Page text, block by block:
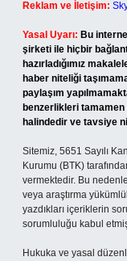
Reklam ve İletişim:
Yasal Uyarı: Bu
şirketi ile hiçbir
hazırladığımız
haber niteliği
paylaşım
benzerlikleri
halindedir ve tavsiye
Sitemiz, 5651 Sayılı
Kurumu (BTK)
vermektedir. Bu
veya araştırma
yazdıkları içeriklerin
sorumluluğu kabul etmiş
Hukuka ve yasal